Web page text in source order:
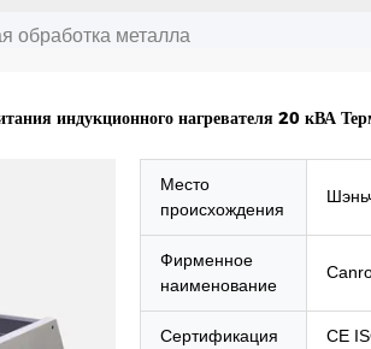
обработка металла
индукционного нагревателя 20 кВА
Место
происхождения
Фирменное
наименование
Сертификация CE